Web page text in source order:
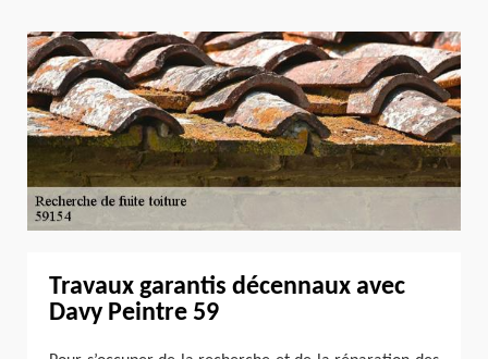
Travaux garantis décennaux avec
Davy Peintre 59